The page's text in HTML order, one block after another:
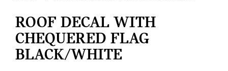
ROOF DECAL WITH
CHEQUERED FLAG
BLACK/WHITE